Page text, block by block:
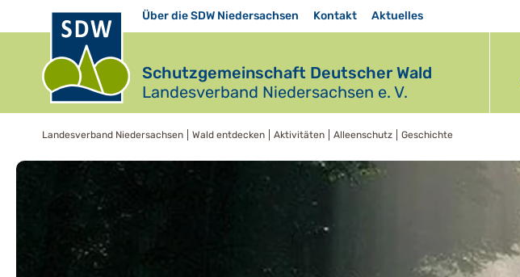
Über die SDW Niedersachsen Kontakt Aktuelles
Schutzgemeinschaft Deutscher Wald
Landesverband Niedersachsen e. V.
Landesverband Niedersachsen Wald entdecken Aktivitäten Alleenschutz Geschichte